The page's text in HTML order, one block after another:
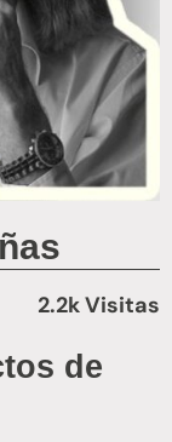
2.2k Visitas
de